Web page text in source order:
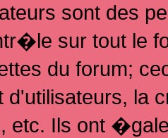
sont des
sur tout le
du forum;
d'utilisateurs, la
etc. Ils ont